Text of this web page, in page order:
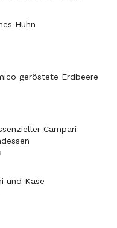
Huhn
geröstete Erdbeere
Campari
und Käse